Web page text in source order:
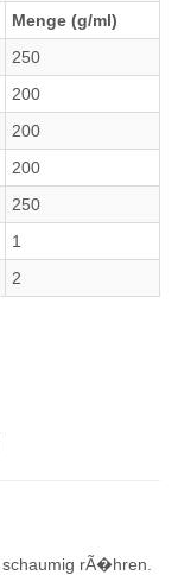
Menge (g/ml)
250
200
200
200
250
1
2
schaumig rÃ�hren.